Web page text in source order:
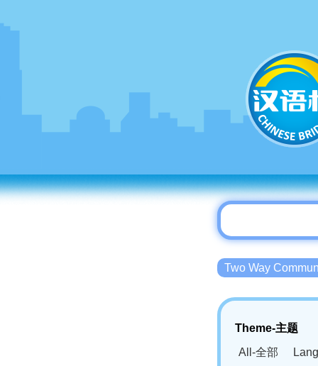
Two Way
Theme-主题
All-全部